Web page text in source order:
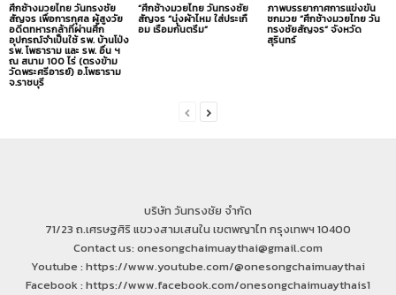
ศึกช้างมวยไทย วันทรงชัย
สัญจร เพื่อการกุศล ผู้สูงวัย
อดีตทหารกล้าที่ผ่านศึก
อุปกรณ์จำเป็นใช้ รพ. บ้านโป่ง
รพ. โพธาราม และ รพ. อื่น ฯ
ณ สนาม 100 ไร่ (ตรงข้าม
วัดพระศรีอารย์) อ.โพธาราม
จ.ราชบุรี
“ศึกช้างมวยไทย วันทรงชัย
สัญจร “นุ่งผ้าไหม ใส่ประเกื
อม เรือมกันตรึม”
ภาพบรรยากาศการแข่งขัน
ชกมวย “ศึกช้างมวยไทย วัน
ทรงชัยสัญจร” จังหวัด
สุรินทร์
บริษัท วันทรงชัย จำกัด
71/23 ถ.เศรษฐศิริ แขวงสามเสนใน เขตพญาไท กรุงเทพฯ 10400
Contact us: onesongchaimuaythai@gmail.com
Youtube : https://www.youtube.com/@onesongchaimuaythai
Facebook : https://www.facebook.com/onesongchaimuaythais1